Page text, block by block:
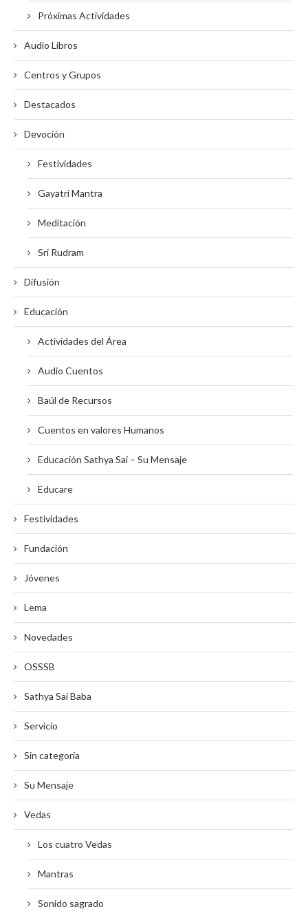
Próximas Actividades
Audio Libros
Centros y Grupos
Destacados
Devoción
Festividades
Gayatri Mantra
Meditación
Sri Rudram
Difusión
Educación
Actividades del Área
Audio Cuentos
Baúl de Recursos
Cuentos en valores Humanos
Educación Sathya Sai – Su Mensaje
Educare
Festividades
Fundación
Jóvenes
Lema
Novedades
OSSSB
Sathya Sai Baba
Servicio
Sin categoría
Su Mensaje
Vedas
Los cuatro Vedas
Mantras
Sonido sagrado